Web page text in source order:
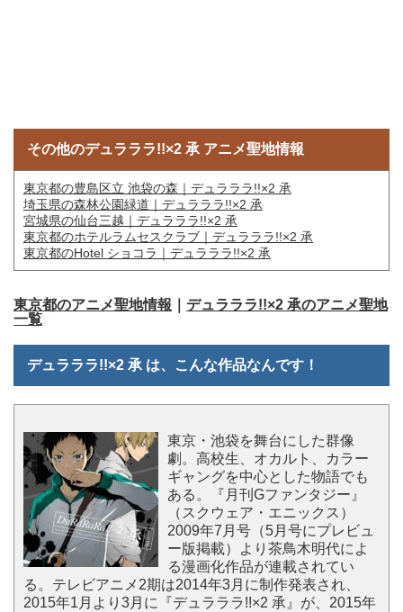
その他のデュラララ!!×2 承 アニメ聖地情報
東京都の豊島区立 池袋の森｜デュラララ!!×2 承
埼玉県の森林公園緑道｜デュラララ!!×2 承
宮城県の仙台三越｜デュラララ!!×2 承
東京都のホテルラムセスクラブ｜デュラララ!!×2 承
東京都のHotel ショコラ｜デュラララ!!×2 承
東京都のアニメ聖地情報
デュラララ!!×2 承のアニメ聖地
一覧
デュラララ!!×2 承 は、こんな作品なんです！
東京・池袋を舞台にした群像
劇。高校生、オカルト、カラー
ギャングを中心とした物語でも
ある。『月刊Gファンタジー』
（スクウェア・エニックス）
2009年7月号（5月号にプレビュ
ー版掲載）より茶鳥木明代によ
る漫画化作品が連載されてい
る。テレビアニメ2期は2014年3月に制作発表され、
2015年1月より3月に『デュラララ!!×2 承』が、2015年